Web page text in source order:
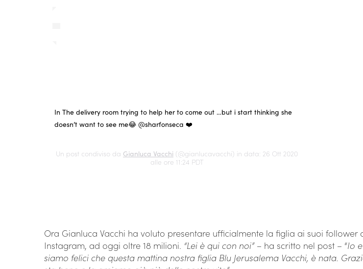
In The delivery room trying to help her to come out …but i start thinking she
doesn’t want to see me😂 @sharfonseca ❤️
Un post condiviso da Gianluca Vacchi (@gianlucavacchi) in data: 26 Ott 2020
alle ore 11:24 PDT
Ora Gianluca Vacchi ha voluto presentare ufficialmente la figlia ai suoi follower
Instagram, ad oggi oltre 18 milioni. “Lei è qui con noi”– ha scritto nel post – “Io
siamo felici che questa mattina nostra figlia Blu Jerusalema Vacchi, è nata.